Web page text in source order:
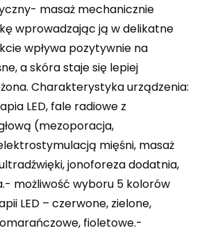
masaż mechanicznie
wprowadzając ją w delikatne
wpływa pozytywnie na
a skóra staje się lepiej
Charakterystyka urządzenia:
LED, fale radiowe z
(mezoporacja,
mięśni, masaż
jonoforeza dodatnia,
możliwość wyboru 5 kolorów
LED – czerwone, zielone,
fioletowe.-